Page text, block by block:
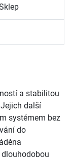
a stabilitou
další
systémem bez
do